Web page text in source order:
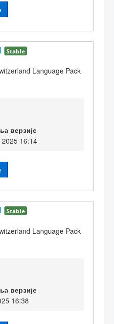
Stable
Language Pack
верзије
16:14
Stable
Language Pack
верзије
16:38